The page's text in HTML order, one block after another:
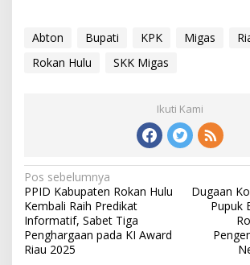
Abton Bupati KPK Migas
Rokan Hulu
SKK Migas
Ikuti Kami
Navigasi
pos
Pos sebelumnya
PPID Kabupaten Rokan Hulu
Kembali Raih Predikat
Informatif, Sabet Tiga
Penghargaan pada KI Award
Riau 2025
Dugaan
Pupuk